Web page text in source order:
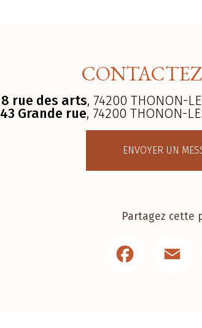
8 rue des arts, 74200 THONON-
43 Grande rue, 74200 THONON-
ENVOYER UN
Partagez cette